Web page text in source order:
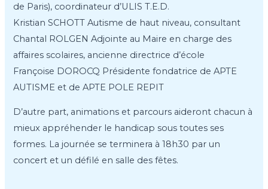
de Paris), coordinateur d’ULIS T.E.D.
Kristian SCHOTT Autisme de haut niveau, consultant
Chantal ROLGEN Adjointe au Maire en charge des
affaires scolaires, ancienne directrice d’école
Françoise DOROCQ Présidente fondatrice de APTE
AUTISME et de APTE POLE REPIT
D’autre part, animations et parcours aideront chacun à
mieux appréhender le handicap sous toutes ses
formes. La journée se terminera à 18h30 par un
concert et un défilé en salle des fêtes.